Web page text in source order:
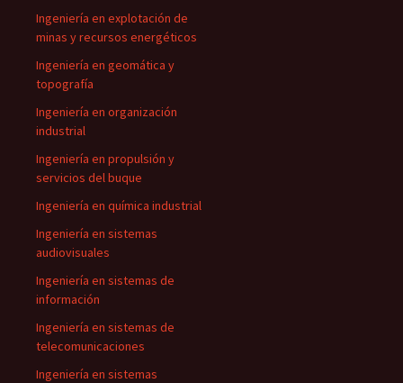
Ingeniería en explotación de
minas y recursos energéticos
Ingeniería en geomática y
topografía
Ingeniería en organización
industrial
Ingeniería en propulsión y
servicios del buque
Ingeniería en química industrial
Ingeniería en sistemas
audiovisuales
Ingeniería en sistemas de
información
Ingeniería en sistemas de
telecomunicaciones
Ingeniería en sistemas